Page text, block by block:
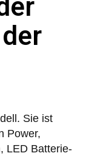
Sie ist
Power,
LED Batterie-